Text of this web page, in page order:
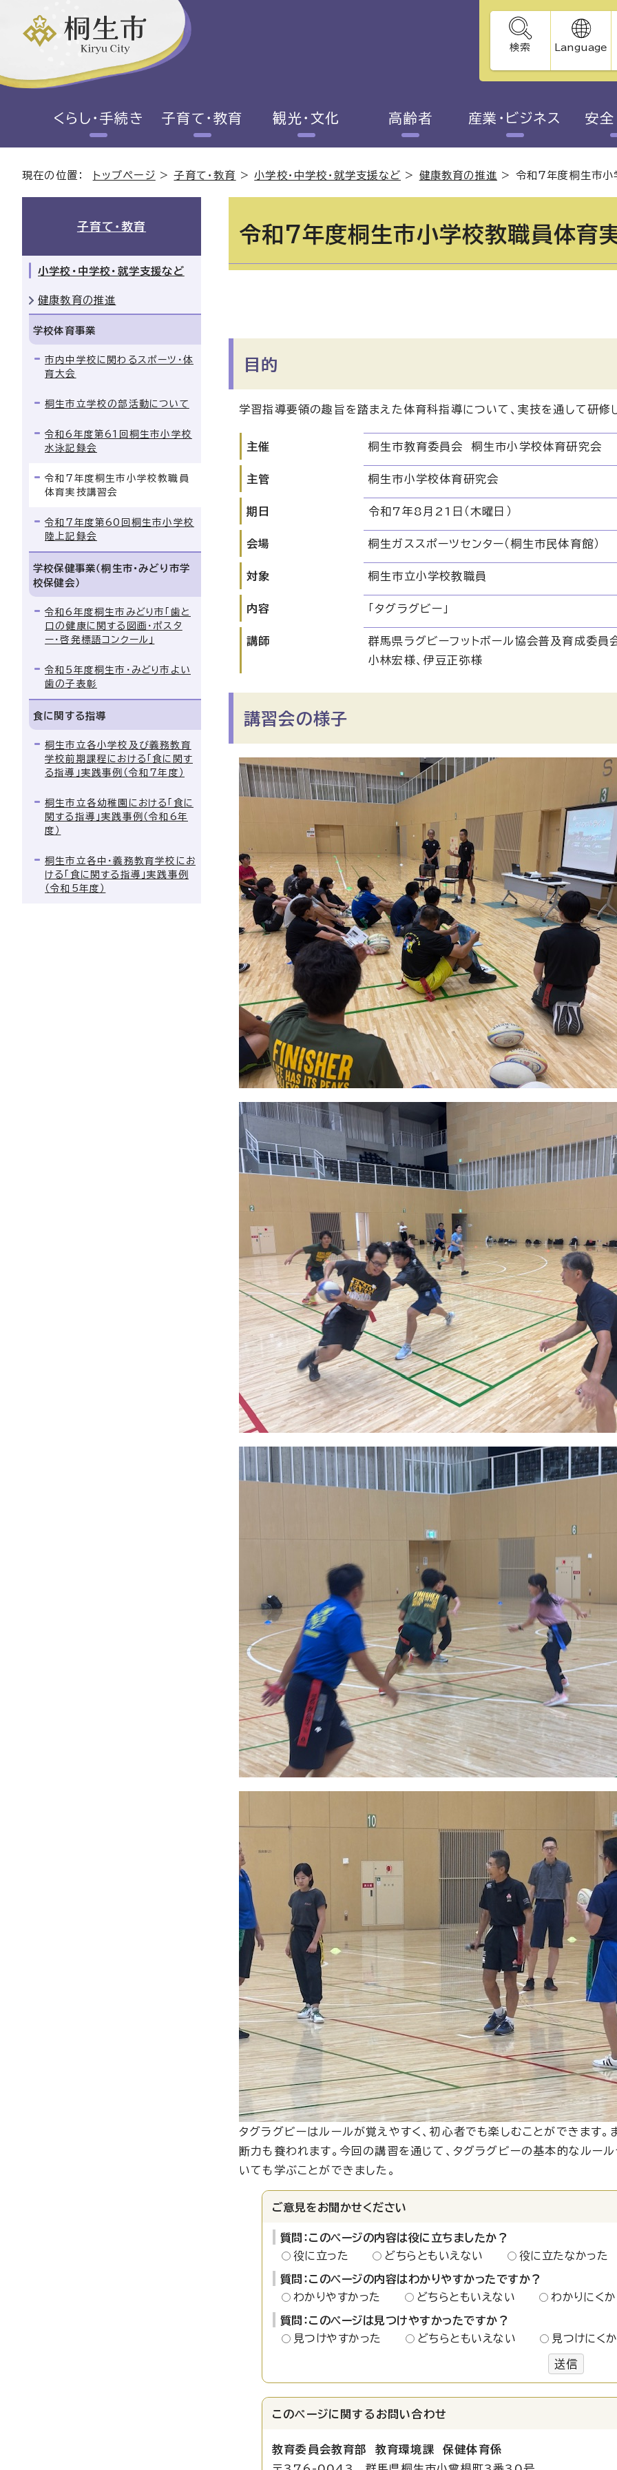
検索 Language
くらし・手続き 子育て・教育 観光・文化 高齢者 産業・ビジネス 安全
現在の位置： トップページ >子育て・教育 >小学校・中学校・就学支援など > 健康教育の推進 > 令和7年度桐生市小
令和7年度桐生市小学校教職員体育
目的
学習指導要領の趣旨を踏まえた体育科指導について、実技を通して研修
主催 桐生市教育委員会 桐生市小学校体育研究会
主管 桐生市小学校体育研究会
期日 令和7年8月21日（木曜日）
会場 桐生ガススポーツセンター（桐生市民体育館）
対象 桐生市立小学校教職員
内容 「タグラグビー」
講師
群馬県ラグビーフットボール協会普及育成委員
小林宏様、伊豆正弥様
講習会の様子
タグラグビーはルールが覚えやすく、初心者でも楽しむことができます
断力も養われます。今回の講習を通じて、タグラグビーの基本的なルー
いても学ぶことができました。
ご意見をお聞かせください
質問：このページの内容は役に立ちましたか？
役に立った
どちらともいえない 役に立たなかった
質問：このページの内容はわかりやすかったですか？
わかりやすかった
どちらともいえない わかりにく
質問：このページは見つけやすかったですか？
見つけやすかった
どちらともいえない 見つけにく
送信
このページに関する お問い合わせ
教育委員会教育部 教育環境課 保健体育係
子育て・教育
小学校・中学校・就学支援など
健康教育の推進
学校体育事業
市内中学校に関わるスポーツ・体
育大会
桐生市立学校の部活動について
令和6年度第61回桐生市小学校
水泳記録会
令和7年度桐生市小学校教職員
体育実技講習会
令和7年度第60回桐生市小学校
陸上記録会
学校保健事業（桐生市・みどり市学
校保健会）
令和6年度桐生市みどり市「歯と
口の健康に関する図画・ポスタ
ー・啓発標語コンクール」
令和5年度桐生市・みどり市よい
歯の子表彰
食に関する指導
桐生市立各小学校及び義務教育
学校前期課程における「食に関す
る指導」実践事例（令和7年度）
桐生市立各幼稚園における「食に
関する指導」実践事例（令和6年
度）
桐生市立各中・義務教育学校にお
ける「食に関する指導」実践事例
（令和5年度）